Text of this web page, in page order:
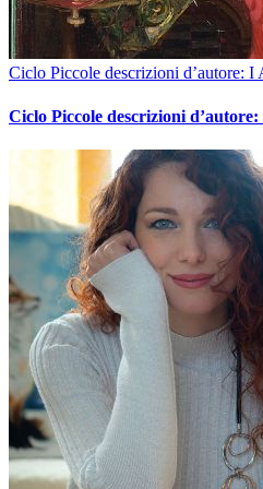
Ciclo Piccole descrizioni d’autore:
Ciclo Piccole descrizioni